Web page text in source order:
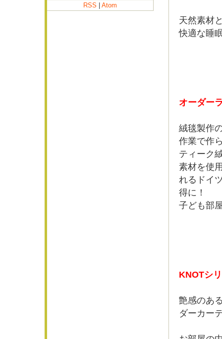
天然素材
快適な睡
オーダー
絨毯製作
作業で作
ティーク
素材を使
れるドイ
得に！
子ども部
KNOTシ
艶感のあ
ダーカー
RSS Atom